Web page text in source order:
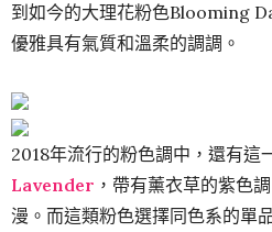
到如今的大理花粉色Blooming
優雅具有氣質和溫柔的調調。
2018年流行的粉色調中，還有這
Lavender ，帶有薰衣草的紫色
漫。而這類粉色選擇同色系的單